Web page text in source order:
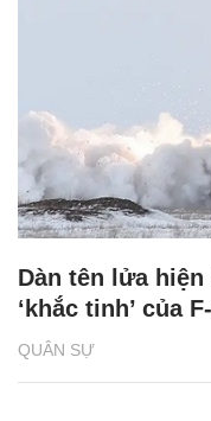
QUÂN SỰ
Dàn tên lửa
‘khắc tinh’ của